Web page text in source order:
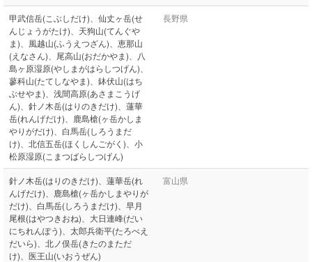
甲武信岳(こぶしだけ)、仙丈ヶ岳(せ
んじょうがたけ)、天狗山(てんぐや
ま)、風越山(ふうえつざん)、恵那山
(えなさん)、尾高山(おだかやま)、八
島ヶ原湿原(やしまがはらしつげん)、
蓼科山(たてしなやま)、鉢伏山(はち
ぶせやま)、浅間高原(あさまこうげ
ん)、針ノ木岳(はりのきだけ)、蓮華
岳(れんげだけ)、鹿島槍(ヶ岳かしま
やりがだけ)、白馬岳(しろうまだ
け)、北信五岳(ほくしんごがく)、小
松原湿原(こまつばらしつげん)
長野県
針ノ木岳(はりのきだけ)、蓮華岳(れ
んげだけ)、鹿島槍(ヶ岳かしまやりが
だけ)、白馬岳(しろうまだけ)、早月
尾根(はやつきおね)、大日連峰(だい
にちれんぽう)、太郎兵衛平(たろべえ
だいら)、北ノ俣岳(きたのまただ
け)、医王山(いおうぜん)
富山県